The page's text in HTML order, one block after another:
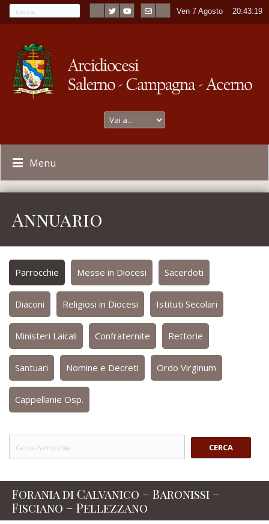
Ven 7 Agosto ----20:43:19
Menu
Annuario
Parrocchie Messe in Diocesi Sacerdoti
Diaconi Religiosi in Diocesi Istituti Secolari
Ministeri Laicali Confraternite Rettorie
Santuari Nomine e Decreti Ordo Virginum
Cappellanie Osp.
CERCA
Forania di Calvanico – Baronissi –
Fisciano – Pellezzano